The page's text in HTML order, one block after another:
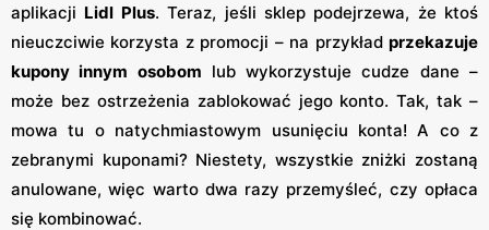
aplikacji Lidl Plus. Teraz, jeśli sklep podejrzewa, że ktoś
nieuczciwie korzysta z promocji – na przykład przekazuje
kupony innym osobom lub wykorzystuje cudze dane –
może bez ostrzeżenia zablokować jego konto. Tak, tak –
mowa tu o natychmiastowym usunięciu konta! A co z
zebranymi kuponami? Niestety, wszystkie zniżki zostaną
anulowane, więc warto dwa razy przemyśleć, czy opłaca
się kombinować.